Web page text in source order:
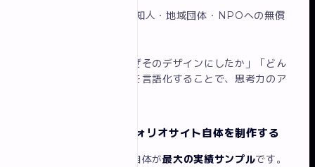
：知人・地域団体・NPOへの無償
架空や模写でも、「なぜそのデザインにしたか」「どん
な課題を想定したか」を言語化することで、思考力のア
ステップ2：ポートフォリオサイト自体を制作する
ポートフォリオサイト自体が最大の実績サンプルです。